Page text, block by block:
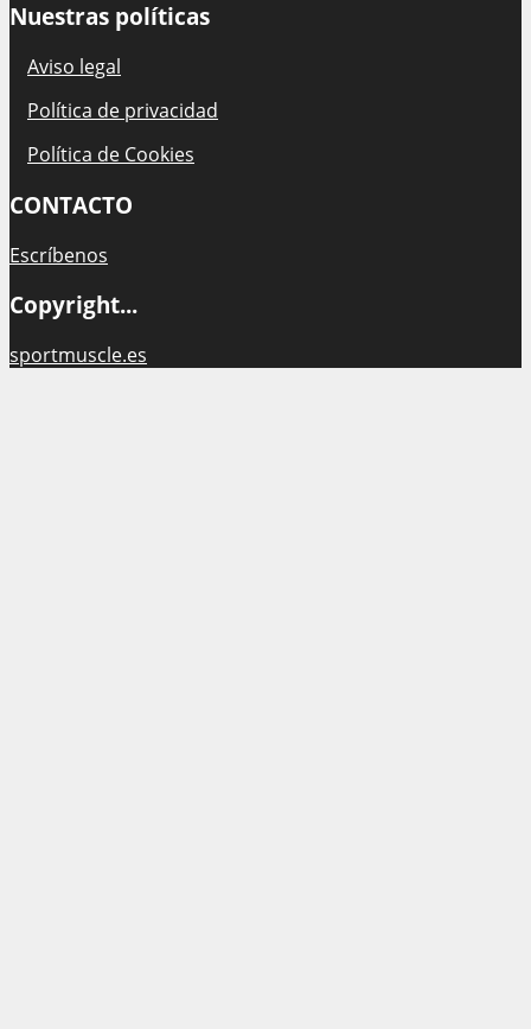
Nuestras políticas
Aviso legal
Política de privacidad
Política de Cookies
CONTACTO
Escríbenos
Copyright...
sportmuscle.es